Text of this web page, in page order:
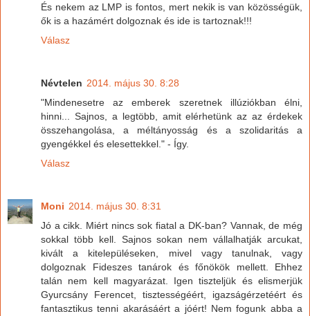
És nekem az LMP is fontos, mert nekik is van közösségük,
ők is a hazámért dolgoznak és ide is tartoznak!!!
Válasz
Névtelen 2014. május 30. 8:28
"Mindenesetre az emberek szeretnek illúziókban élni,
hinni... Sajnos, a legtöbb, amit elérhetünk az az érdekek
összehangolása, a méltányosság és a szolidaritás a
gyengékkel és elesettekkel." - Így.
Válasz
Moni 2014. május 30. 8:31
Jó a cikk. Miért nincs sok fiatal a DK-ban? Vannak, de még
sokkal több kell. Sajnos sokan nem vállalhatják arcukat,
kivált a kitelepüléseken, mivel vagy tanulnak, vagy
dolgoznak Fideszes tanárok és főnökök mellett. Ehhez
talán nem kell magyarázat. Igen tiszteljük és elismerjük
Gyurcsány Ferencet, tisztességéért, igazságérzetéért és
fantasztikus tenni akarásáért a jóért! Nem fogunk abba a